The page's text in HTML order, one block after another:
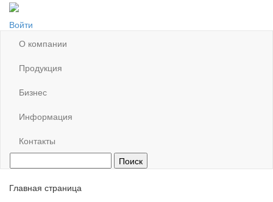
Войти
О компании
Продукция
Бизнес
Информация
Контакты
Главная страница